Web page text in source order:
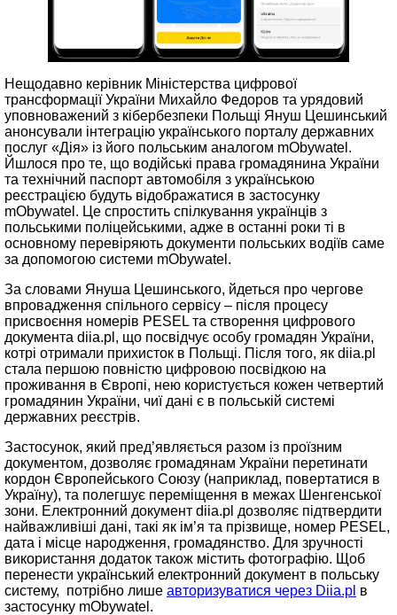
Нещодавно керівник Міністерства цифрової
трансформації України Михайло Федоров та урядовий
уповноважений з кібербезпеки Польщі Януш Цешинський
анонсували інтеграцію українського порталу державних
послуг «Дія» із його польським аналогом mObywatel.
Йшлося про те, що водійські права громадянина України
та технічний паспорт автомобіля з українською
реєстрацією будуть відображатися в застосунку
mObywatel. Це спростить спілкування українців з
польськими поліцейськими, адже в останні роки ті в
основному перевіряють документи польських водіїв саме
за допомогою системи mObywatel.
За словами Януша Цешинського, йдеться про чергове
впровадження спільного сервісу – після процесу
присвоєння номерів PESEL та створення цифрового
документа diia.pl, що посвідчує особу громадян України,
котрі отримали прихисток в Польщі. Після того, як diia.pl
стала першою повністю цифровою посвідкою на
проживання в Європі, нею користується кожен четвертий
громадянин України, чиї дані є в польській системі
державних реєстрів.
Застосунок, який пред’являється разом із проїзним
документом, дозволяє громадянам України перетинати
кордон Європейського Союзу (наприклад, повертатися в
Україну), та полегшує переміщення в межах Шенгенської
зони. Електронний документ diia.pl дозволяє підтвердити
найважливіші дані, такі як ім’я та прізвище, номер PESEL,
дата і місце народження, громадянство. Для зручності
використання додаток також містить фотографію. Щоб
перенести український електронний документ в польську
систему, потрібно лише авторизуватися через Diia.pl в
застосунку mObywatel.